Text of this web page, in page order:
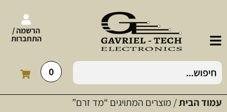
הרשמה /
התחברות
0
עמוד הבית/ מוצרים המתויגים “מד זרם”